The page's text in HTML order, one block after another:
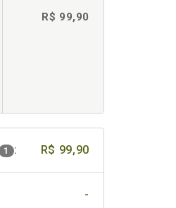
R$ 99,90
1 : R$ 99,90
-